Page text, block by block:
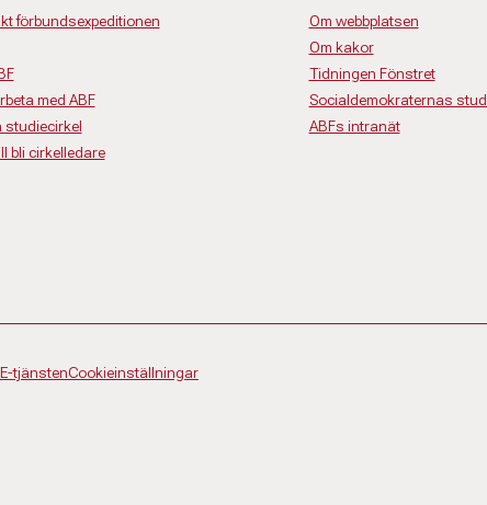
förbundsexpeditionen
med ABF
studiecirkel
bli cirkelledare
Om webbplatsen
Om kakor
Tidningen Fönstret
Socialdemokraternas
ABFs intranät
E-tjänstenCookieinställningar